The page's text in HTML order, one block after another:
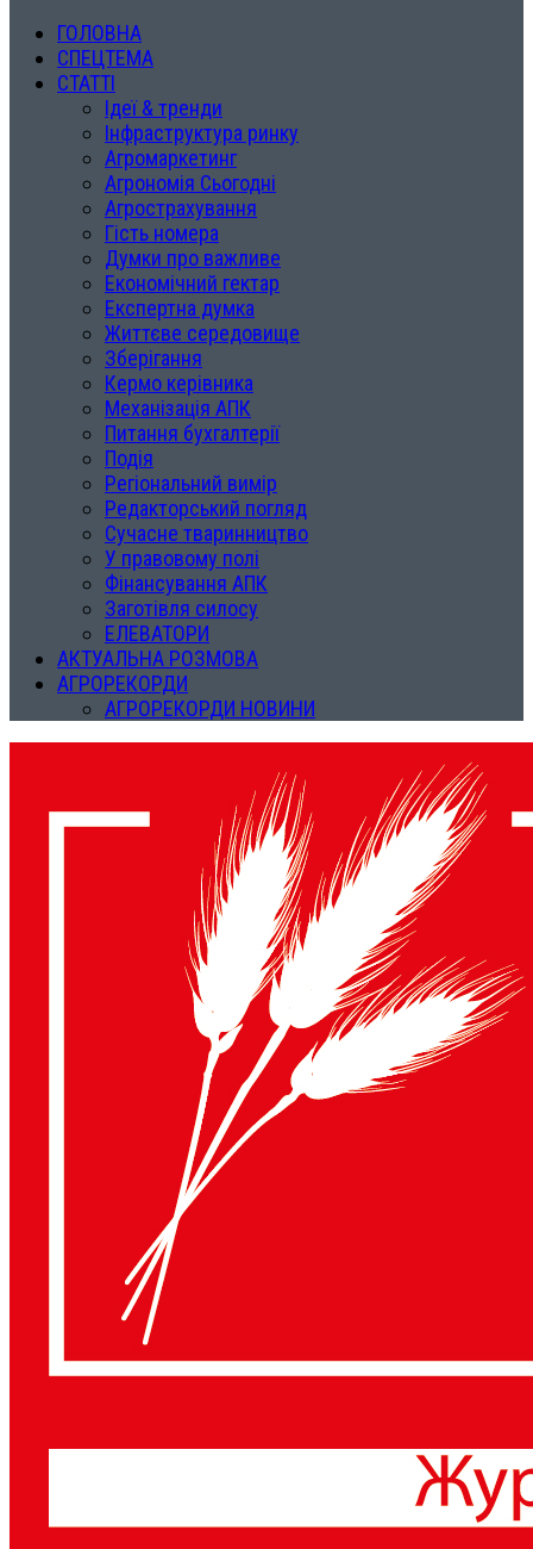
ГОЛОВНА
СПЕЦТЕМА
СТАТТІ
Ідеї & тренди
Інфраструктура ринку
Агромаркетинг
Агрономія Сьогодні
Агрострахування
Гість номера
Думки про важливе
Економічний гектар
Експертна думка
Життєве середовище
Зберігання
Кермо керівника
Механізація АПК
Питання бухгалтерії
Подія
Регіональний вимір
Редакторський погляд
Сучасне тваринництво
У правовому полі
Фінансування АПК
Заготівля силосу
ЕЛЕВАТОРИ
АКТУАЛЬНА РОЗМОВА
АГРОРЕКОРДИ
АГРОРЕКОРДИ НОВИНИ